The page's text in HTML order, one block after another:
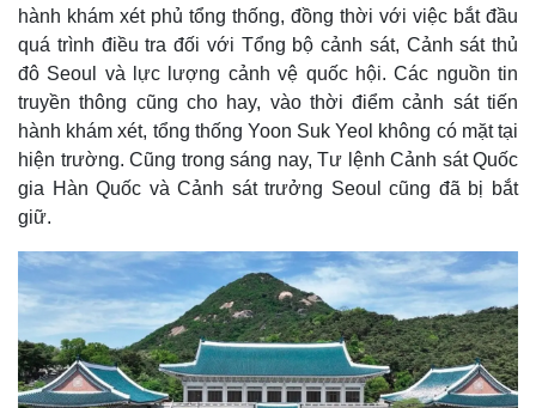
5
.
4
5
i
n
n
T
i
m
e
hành khám xét phủ tổng thống, đồng thời với việc bắt đầu
quá trình điều tra đối với Tổng bộ cảnh sát, Cảnh sát thủ
đô Seoul và lực lượng cảnh vệ quốc hội. Các nguồn tin
truyền thông cũng cho hay, vào thời điểm cảnh sát tiến
hành khám xét, tổng thống Yoon Suk Yeol không có mặt tại
hiện trường. Cũng trong sáng nay, Tư lệnh Cảnh sát Quốc
gia Hàn Quốc và Cảnh sát trưởng Seoul cũng đã bị bắt
giữ.